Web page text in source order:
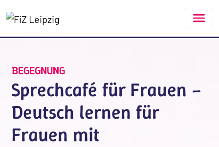
BEGEGNUNG
Sprechcafé für Frauen –
Deutsch lernen für
Frauen mit